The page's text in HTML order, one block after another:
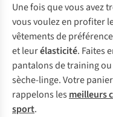
Une fois que vous avez
vous voulez en profiter
vêtements de
et leurélasticité. Faites
pantalons de training
sèche-linge. Votre
rappelons les meilleurs
sport.